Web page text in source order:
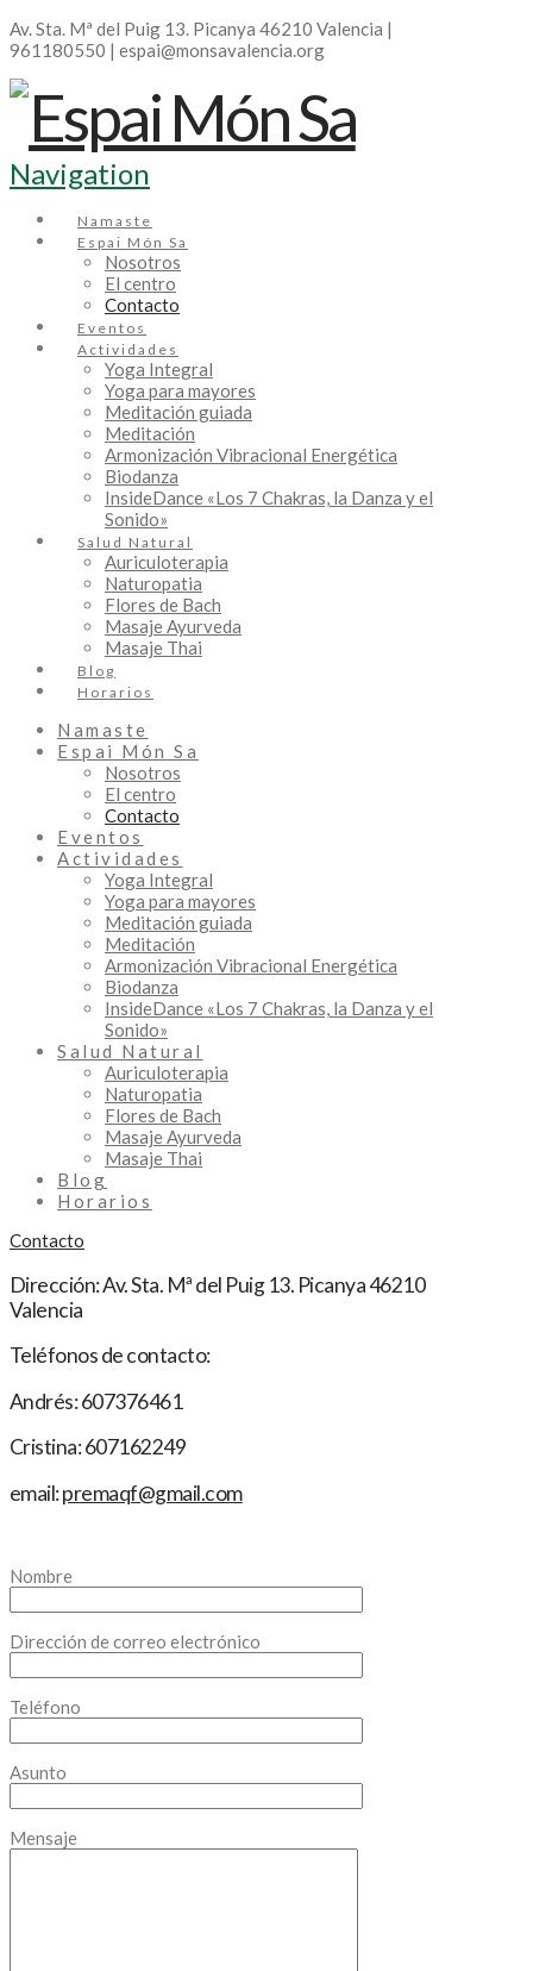
Av. Sta. Mª del Puig 13. Picanya 46210 Valencia |
961180550 | espai@monsavalencia.org
Navigation
Namaste
Espai Món Sa
Nosotros
El centro
Contacto
Eventos
Actividades
Yoga Integral
Yoga para mayores
Meditación guiada
Meditación
Armonización Vibracional Energética
Biodanza
InsideDance «Los 7 Chakras, la Danza y el
Sonido»
Salud Natural
Auriculoterapia
Naturopatia
Flores de Bach
Masaje Ayurveda
Masaje Thai
Blog
Horarios
Namaste
Espai Món Sa
Nosotros
El centro
Contacto
Eventos
Actividades
Yoga Integral
Yoga para mayores
Meditación guiada
Meditación
Armonización Vibracional Energética
Biodanza
InsideDance «Los 7 Chakras, la Danza y el
Sonido»
Salud Natural
Auriculoterapia
Naturopatia
Flores de Bach
Masaje Ayurveda
Masaje Thai
Blog
Horarios
Contacto
Dirección: Av. Sta. Mª del Puig 13. Picanya 46210
Valencia
Teléfonos de contacto:
Andrés: 607376461
Cristina: 607162249
email:premaqf@gmail.com
Nombre
Dirección de correo electrónico
Teléfono
Asunto
Mensaje